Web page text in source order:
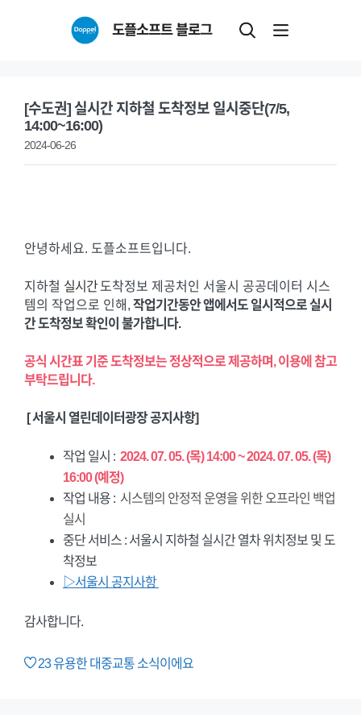
도플소프트 블로그
[수도권] 실시간 지하철 도착정보 일시중단(7/5,
14:00~16:00)
2024-06-26
안녕하세요. 도플소프트입니다.
지하철 실시간 도착정보 제공처인 서울시 공공데이터 시스
템의 작업으로 인해, 작업기간동안 앱에서도 일시적으로 실시
간 도착정보 확인이 불가합니다.
공식 시간표 기준 도착정보는 정상적으로 제공하며, 이용에 참고
부탁드립니다.
[ 서울시 열린데이터광장 공지사항]
작업 일시 : 2024. 07. 05. (목) 14:00 ~ 2024. 07. 05. (목)
16:00 (예정)
작업 내용 : 시스템의 안정적 운영을 위한 오프라인 백업
실시
중단 서비스 : 서울시 지하철 실시간 열차 위치정보 및 도
착정보
▷서울시 공지사항
감사합니다.
23유용한 대중교통 소식이에요